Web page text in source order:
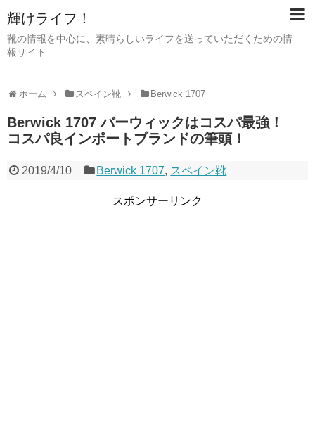
輝けライフ！
靴の情報を中心に、素晴らしいライフを送っていただくための情
報サイト
ホーム スペイン靴 Berwick 1707
Berwick 1707 バーウィックはコスパ最強！
コスパ良インポートブランドの筆頭！
2019/4/10 Berwick 1707, スペイン靴
スポンサーリンク